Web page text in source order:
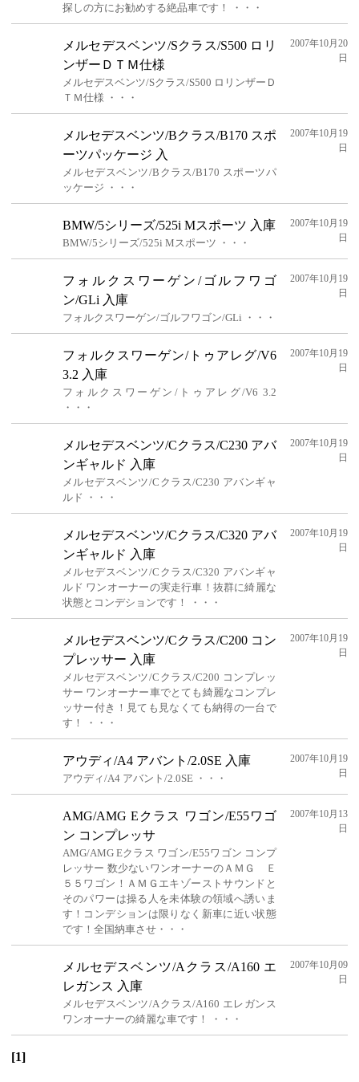
探しの方にお勧めする絶品車です！ ・・・
メルセデスベンツ/Sクラス/S500 ロリ
ンザーＤＴＭ仕様
メルセデスベンツ/Sクラス/S500 ロリンザーＤ
ＴＭ仕様 ・・・
2007年10月20
日
メルセデスベンツ/Bクラス/B170 スポ
ーツパッケージ 入
メルセデスベンツ/Bクラス/B170 スポーツパ
ッケージ ・・・
2007年10月19
日
BMW/5シリーズ/525i Mスポーツ 入庫
BMW/5シリーズ/525i Mスポーツ ・・・
2007年10月19
日
フォルクスワーゲン/ゴルフワゴ
ン/GLi 入庫
フォルクスワーゲン/ゴルフワゴン/GLi ・・・
2007年10月19
日
フォルクスワーゲン/トゥアレグ/V6
3.2 入庫
フォルクスワーゲン/トゥアレグ/V6 3.2
・・・
2007年10月19
日
メルセデスベンツ/Cクラス/C230 アバ
ンギャルド 入庫
メルセデスベンツ/Cクラス/C230 アバンギャ
ルド ・・・
2007年10月19
日
メルセデスベンツ/Cクラス/C320 アバ
ンギャルド 入庫
メルセデスベンツ/Cクラス/C320 アバンギャ
ルド ワンオーナーの実走行車！抜群に綺麗な
状態とコンデションです！ ・・・
2007年10月19
日
メルセデスベンツ/Cクラス/C200 コン
プレッサー 入庫
メルセデスベンツ/Cクラス/C200 コンプレッ
サー ワンオーナー車でとても綺麗なコンプレ
ッサー付き！見ても見なくても納得の一台で
す！ ・・・
2007年10月19
日
アウディ/A4 アバント/2.0SE 入庫
アウディ/A4 アバント/2.0SE ・・・
2007年10月19
日
AMG/AMG Eクラス ワゴン/E55ワゴ
ン コンプレッサ
AMG/AMG Eクラス ワゴン/E55ワゴン コンプ
レッサー 数少ないワンオーナーのＡＭＧ Ｅ
５５ワゴン！ＡＭＧエキゾーストサウンドと
そのパワーは操る人を未体験の領域へ誘いま
す！コンデションは限りなく新車に近い状態
です！全国納車させ・・・
2007年10月13
日
メルセデスベンツ/Aクラス/A160 エ
レガンス 入庫
メルセデスベンツ/Aクラス/A160 エレガンス
ワンオーナーの綺麗な車です！ ・・・
2007年10月09
日
[1]